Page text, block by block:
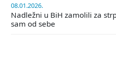
08.01.2026.
Nadležni u BiH zamolili za
sam od sebe